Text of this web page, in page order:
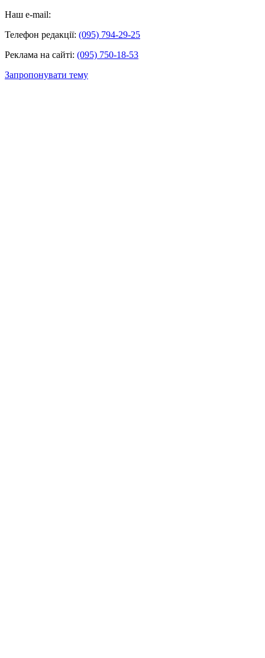
Наш e-mail:
Телефон редакції: (095) 794-29-25
Реклама на сайті: (095) 750-18-53
Запропонувати тему